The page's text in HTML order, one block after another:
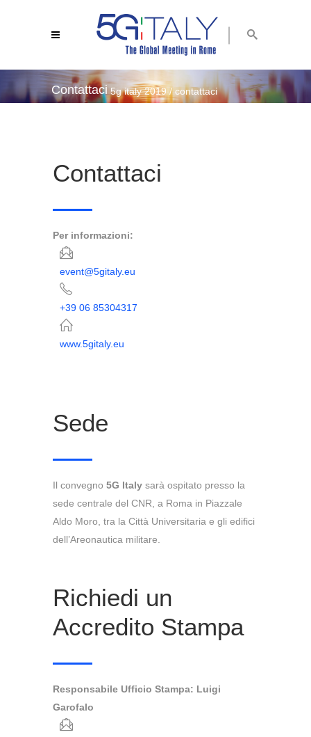
Contattaci 5g italy 2019/contattaci
Contattaci
Per informazioni:
event@5gitaly.eu
+39 06 85304317
www.5gitaly.eu
Sede
Il convegno 5G Italysarà ospitato presso la
sede centrale del CNR, a Roma in Piazzale
Aldo Moro, tra la Città Universitaria e gli edifici
dell’Areonautica militare.
Richiedi un
Accredito Stampa
Responsabile Ufficio Stampa: Luigi
Garofalo